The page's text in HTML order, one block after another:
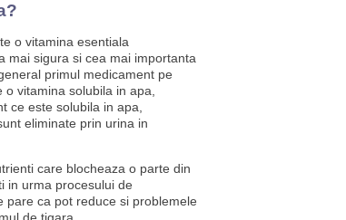
o vitamina esentiala
mai sigura si cea mai importanta
primul medicament pe
vitamina solubila in apa,
ce este solubila in apa,
eliminate prin urina in
care blocheaza o parte din
in urma procesului de
pare ca pot reduce si problemele